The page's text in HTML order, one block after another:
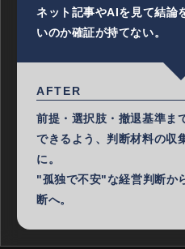
ネット記事やAIを見て結論
いのか確証が持てない。
AFTER
前提・選択肢・撤退基準ま
できるよう、判断材料の収
に。
"孤独で不安"な経営判断か
断へ。